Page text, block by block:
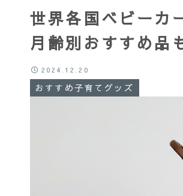
世界各国ベビーカ
月齢別おすすめ品
おすすめ子育てグッズ
2024.12.20